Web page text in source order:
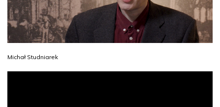
Michał Studniarek